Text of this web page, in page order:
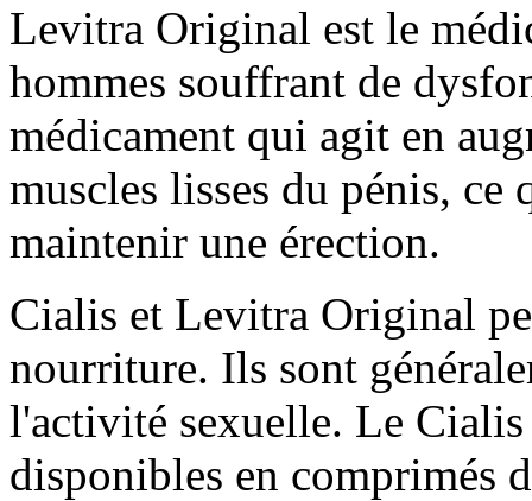
Levitra Original est le
hommes souffrant de
médicament qui agit en
muscles lisses du pénis,
maintenir une érection.
Cialis et Levitra Original
nourriture. Ils sont
l'activité sexuelle. Le
disponibles en comprimés